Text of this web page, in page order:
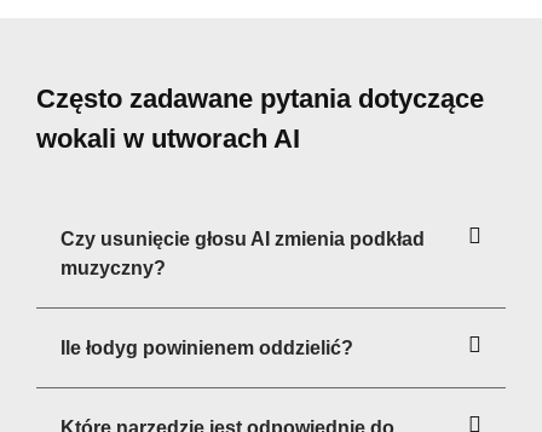
Często zadawane pytania dotyczące
wokali w utworach AI
Czy usunięcie głosu AI zmienia podkład
muzyczny?
Ile łodyg powinienem oddzielić?